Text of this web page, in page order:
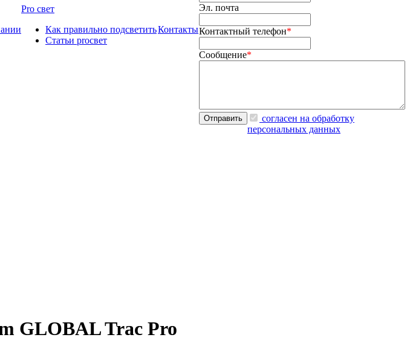
Pro свет
Как правильно подсветить
Статьи proсвет
Контакты
Эл. почта
Контактный телефон*
Сообщение*
согласен на обработку
персональных данных
GLOBAL Trac Pro